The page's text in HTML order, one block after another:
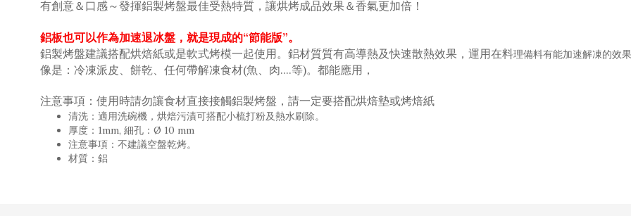
有創意＆口感～發揮鋁製烤盤最佳受熱特質，讓烘烤成品效果＆香氣更加倍！
鋁板也可以作為加速退冰盤，就是現成的“節能版”。
鋁製烤盤建議搭配烘焙紙或是軟式烤模一起使用。鋁材質質有高導熱及快速散熱效果，運用在料理備料有能加速解凍的效
像是：冷凍派皮、餅乾、任何帶解凍食材(魚、肉....等)。都能應用，
注意事項：使用時請勿讓食材直接接觸鋁製烤盤，請一定要搭配烘焙墊或烤焙紙
清洗：適用洗碗機，烘焙污漬可搭配小梳打粉及熱水刷除。
厚度：1mm, 細孔：Ø 10 mm
注意事項：不建議空盤乾烤。
材質：鋁